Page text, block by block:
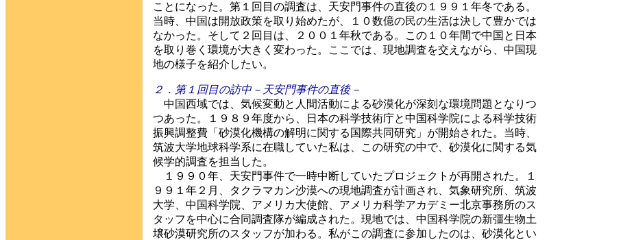
ことになった。第１回目の調査は、天安門事件の直後の１９９１年冬である。
当時、中国は開放政策を取り始めたが、１０数億の民の生活は決して豊かでは
なかった。そして２回目は、２００１年秋である。この１０年間で中国と日本
を取り巻く環境が大きく変わった。ここでは、現地調査を交えながら、中国現
地の様子を紹介したい。
２．第１回目の訪中－天安門事件の直後－
中国西域では、気候変動と人間活動による砂漠化が深刻な環境問題となりつ
つあった。１９８９年度から、日本の科学技術庁と中国科学院による科学技術
振興調整費「砂漠化機構の解明に関する国際共同研究」が開始された。当時、
筑波大学地球科学系に在職していた私は、この研究の中で、砂漠化に関する気
候学的調査を担当した。
１９９０年、天安門事件で一時中断していたプロジェクトが再開された。１
９９１年２月、タクラマカン沙漠への現地調査が計画され、気象研究所、筑波
大学、中国科学院、アメリカ大使館、アメリカ科学アカデミー北京事務所のス
タッフを中心に合同調査隊が編成された。現地では、中国科学院の新彊生物土
壌砂漠研究所のスタッフが加わる。私がこの調査に参加したのは、砂漠化とい